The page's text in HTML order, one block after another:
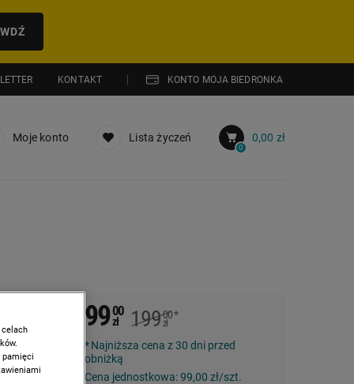
KONTAKT KONTO MOJA BIEDRONKA
Moje konto Lista życzeń
0
0,00 zł
9900
zł 19900
zł
*
Najniższa cena z 30 dni przed
obniżką
Cena jednostkowa:99,00 zł/szt.
pamięci